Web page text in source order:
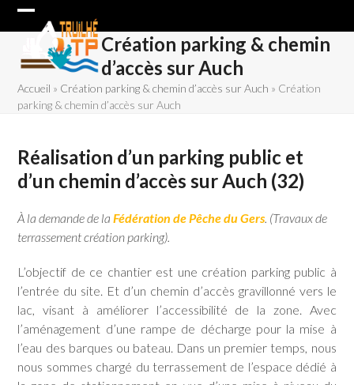
Skip
Open
mobile
menu
Close
mobile
menu
Création parking & chemin
d’accès sur Auch
Accueil » Création parking & chemin d’accès sur Auch » Création
parking & chemin d’accès sur Auch
Réalisation d’un parking public et
d’un chemin d’accès sur Auch (32)
À la demande de laFédération de Pêche du Gers. (Travaux de
terrassement création parking).
L’objectif de ce chantier est une création parking public à
l’entrée du site. Et d’un chemin d’accès gravillonné vers le
lac, visant à améliorer l’accessibilité de la zone. Avec
l’aménagement d’une rampe de décharge pour la mise à
l’eau des barques ou bateau. Dans un premier temps, nous
nous sommes chargé du terrassement de l’espace dédié à